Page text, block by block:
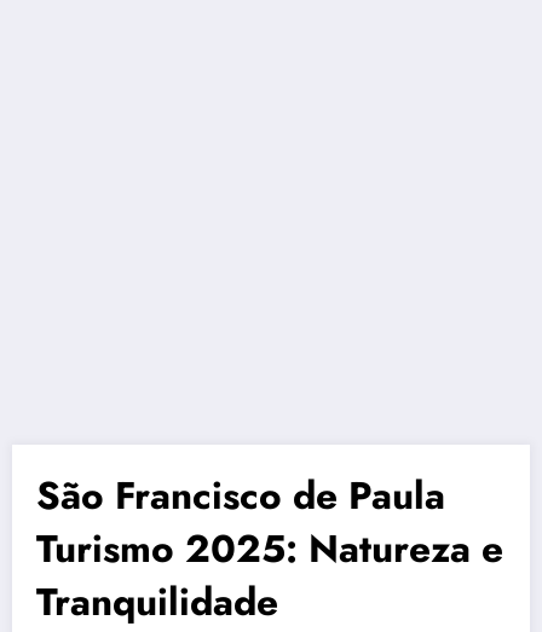
São Francisco de Paula
Turismo 2025: Natureza e
Tranquilidade